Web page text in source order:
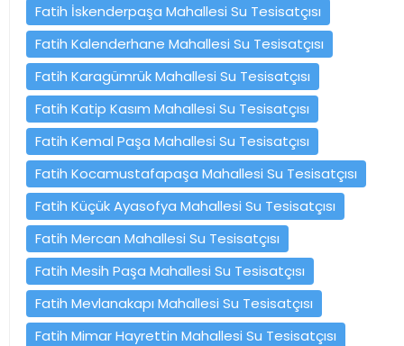
Fatih İskenderpaşa Mahallesi Su Tesisatçısı
Fatih Kalenderhane Mahallesi Su Tesisatçısı
Fatih Karagümrük Mahallesi Su Tesisatçısı
Fatih Katip Kasım Mahallesi Su Tesisatçısı
Fatih Kemal Paşa Mahallesi Su Tesisatçısı
Fatih Kocamustafapaşa Mahallesi Su Tesisatçısı
Fatih Küçük Ayasofya Mahallesi Su Tesisatçısı
Fatih Mercan Mahallesi Su Tesisatçısı
Fatih Mesih Paşa Mahallesi Su Tesisatçısı
Fatih Mevlanakapı Mahallesi Su Tesisatçısı
Fatih Mimar Hayrettin Mahallesi Su Tesisatçısı